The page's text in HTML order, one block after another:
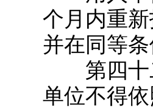
个月内重
并在同等
第四十
单位不得